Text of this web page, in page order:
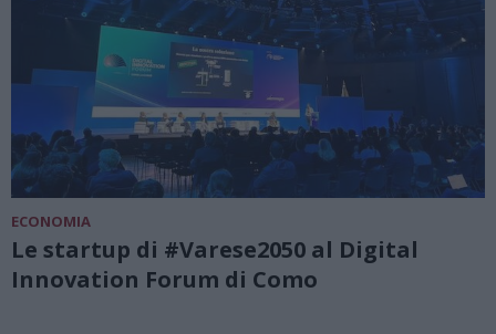
ECONOMIA
Le startup di #Varese2050 al Digital
Innovation Forum di Como